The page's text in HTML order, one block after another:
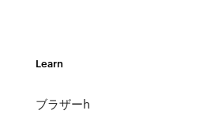
Learn
ブラザーh